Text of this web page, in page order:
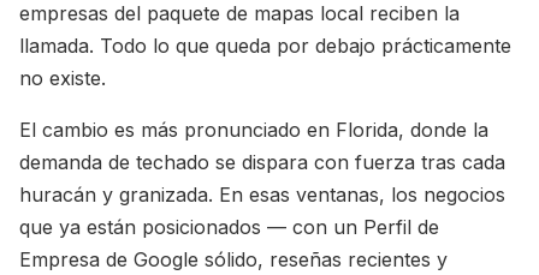
empresas del paquete de mapas local reciben la
llamada. Todo lo que queda por debajo prácticamente
no existe.
El cambio es más pronunciado en Florida, donde la
demanda de techado se dispara con fuerza tras cada
huracán y granizada. En esas ventanas, los negocios
que ya están posicionados — con un Perfil de
Empresa de Google sólido, reseñas recientes y